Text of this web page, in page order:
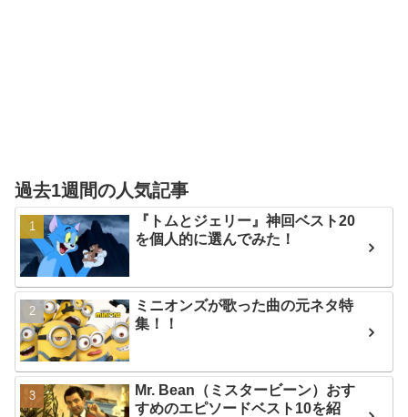
過去1週間の人気記事
『トムとジェリー』神回ベスト20
を個人的に選んでみた！
ミニオンズが歌った曲の元ネタ特
集！！
Mr. Bean（ミスタービーン）おす
すめのエピソードベスト10を紹